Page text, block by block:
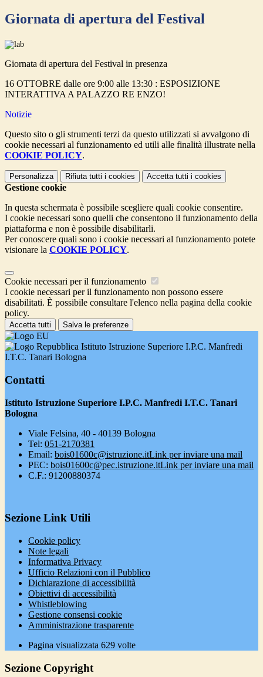
Giornata di apertura del Festival
Giornata di apertura del Festival in presenza
16 OTTOBRE dalle ore 9:00 alle 13:30 : ESPOSIZIONE
INTERATTIVA A PALAZZO RE ENZO!
Notizie
Questo sito o gli strumenti terzi da questo utilizzati si avvalgono di
cookie necessari al funzionamento ed utili alle finalità illustrate nella
COOKIE POLICY.
Personalizza Rifiuta tutti i cookies Accetta tutti i cookies
Gestione cookie
In questa schermata è possibile scegliere quali cookie consentire.
I cookie necessari sono quelli che consentono il funzionamento della
piattaforma e non è possibile disabilitarli.
Per conoscere quali sono i cookie necessari al funzionamento potete
visionare la COOKIE POLICY.
Cookie necessari per il funzionamento
I cookie necessari per il funzionamento non possono essere
disabilitati. È possibile consultare l'elenco nella pagina della cookie
policy.
Accetta tutti Salva le preferenze
Istituto Istruzione Superiore I.P.C. Manfredi
I.T.C. Tanari Bologna
Contatti
Istituto Istruzione Superiore I.P.C. Manfredi I.T.C. Tanari
Bologna
Viale Felsina, 40 - 40139 Bologna
Tel: 051-2170381
Email: bois01600c@istruzione.itLink per inviare una mail
PEC: bois01600c@pec.istruzione.itLink per inviare una mail
C.F.: 91200880374
Sezione Link Utili
Cookie policy
Note legali
Informativa Privacy
Ufficio Relazioni con il Pubblico
Dichiarazione di accessibilità
Obiettivi di accessibilità
Whistleblowing
Gestione consensi cookie
Amministrazione trasparente
Pagina visualizzata 629 volte
Sezione Copyright